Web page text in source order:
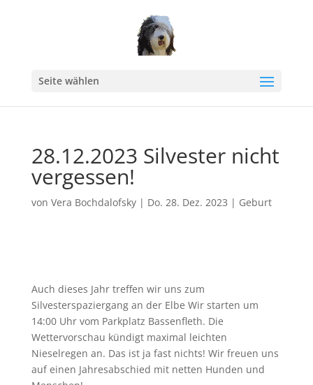
Seite wählen
28.12.2023 Silvester nicht
vergessen!
von Vera Bochdalofsky| Do. 28. Dez. 2023 | Geburt
Auch dieses Jahr treffen wir uns zum
Silvesterspaziergang an der Elbe Wir starten um
14:00 Uhr vom Parkplatz Bassenfleth. Die
Wettervorschau kündigt maximal leichten
Nieselregen an. Das ist ja fast nichts! Wir freuen uns
auf einen Jahresabschied mit netten Hunden und